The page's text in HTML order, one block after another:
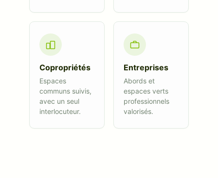
Copropriétés
Espaces
communs suivis,
avec un seul
interlocuteur.
Entreprises
Abords et
espaces verts
professionnels
valorisés.